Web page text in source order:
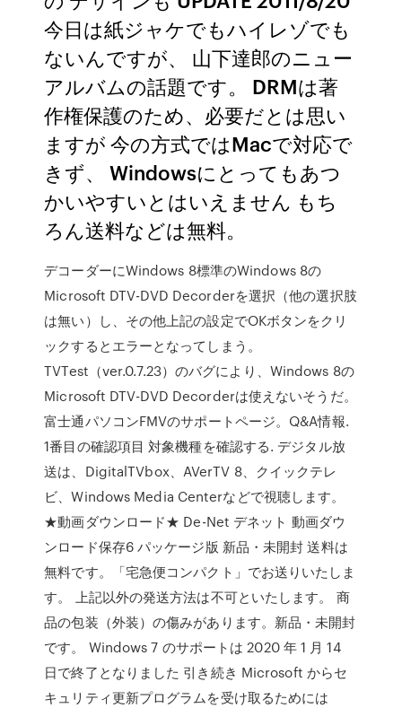
今日は紙ジャケでもハイレゾでも
ないんですが、 山下達郎のニュー
アルバムの話題です。 DRMは著
作権保護のため、必要だとは思い
ますが 今の方式ではMacで対応で
きず、 Windowsにとってもあつ
かいやすいとはいえません もち
ろん送料などは無料。
デコーダーにWindows 8標準のWindows 8の
Microsoft DTV-DVD Decorderを選択（他の選択肢
は無い）し、その他上記の設定でOKボタンをクリ
ックするとエラーとなってしまう。
TVTest（ver.0.7.23）のバグにより、Windows 8の
Microsoft DTV-DVD Decorderは使えないそうだ。
富士通パソコンFMVのサポートページ。Q&A情報.
1番目の確認項目 対象機種を確認する. デジタル放
送は、DigitalTVbox、AVerTV 8、クイックテレ
ビ、Windows Media Centerなどで視聴します。
★動画ダウンロード★ De-Net デネット 動画ダウ
ンロード保存6 パッケージ版 新品・未開封 送料は
無料です。「宅急便コンパクト」でお送りいたしま
す。 上記以外の発送方法は不可といたします。 商
品の包装（外装）の傷みがあります。新品・未開封
です。 Windows 7 のサポートは 2020 年 1 月 14
日で終了となりました 引き続き Microsoft からセ
キュリティ更新プログラムを受け取るためには